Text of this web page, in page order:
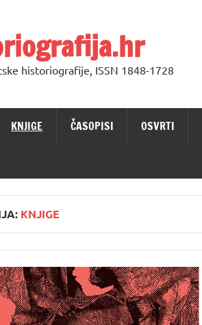
historiografije, ISSN 1848-1728
KNJIGE ČASOPISI OSVRTI
KNJIGE